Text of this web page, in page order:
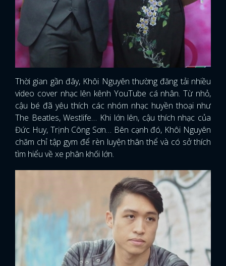
Thời gian gần đây, Khôi Nguyên thường đăng tải nhiều
video cover nhạc lên kênh YouTube cá nhân. Từ nhỏ,
cậu bé đã yêu thích các nhóm nhạc huyền thoại như
The Beatles, Westlife… Khi lớn lên, cậu thích nhạc của
Đức Huy, Trịnh Công Sơn… Bên cạnh đó, Khôi Nguyên
chăm chỉ tập gym để rèn luyện thân thể và có sở thích
tìm hiểu về xe phân khối lớn.